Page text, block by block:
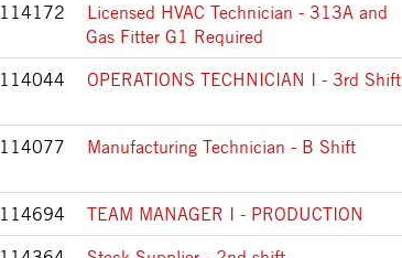
114172
Licensed HVAC Technician - 313A and
Gas Fitter G1 Required
114044
OPERATIONS TECHNICIAN I - 3rd Shift
114077
Manufacturing Technician - B Shift
114694
TEAM MANAGER I - PRODUCTION